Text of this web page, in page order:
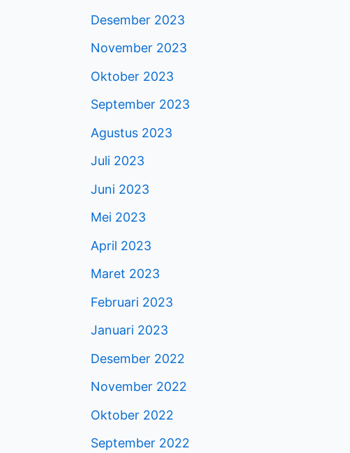
Desember 2023
November 2023
Oktober 2023
September 2023
Agustus 2023
Juli 2023
Juni 2023
Mei 2023
April 2023
Maret 2023
Februari 2023
Januari 2023
Desember 2022
November 2022
Oktober 2022
September 2022